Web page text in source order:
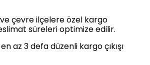
çevre ilçelere özel kargo
süreleri optimize edilir.
az 3 defa düzenli kargo çıkışı